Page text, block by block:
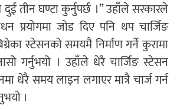
तीन घण्टा कुर्नुपर्छ ।” उहाँले सरकारले
प्रयोगमा जोड दिए पनि थप चार्जिङ
स्टेसनको समयमै निर्माण गर्ने कुरामा
गर्नुभयो । उहाँले धेरै चार्जिङ स्टेसन
धेरै समय लाइन लगाएर मात्रै चार्ज गर्न
।